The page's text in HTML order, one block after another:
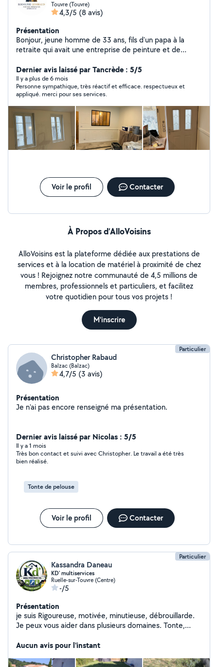
Touvre (Touvre)
4,3/5 (8 avis)
Présentation
Bonjour, jeune homme de 33 ans, fils d'un papa à la
retraite qui avait une entreprise de peinture et de
vous propose mes services d'Angouleme 16 a Riberac
24600. Pour tout vos travaux intérieur et extérieur de
peinture et rénovation. Devis gratuit
Dernier avis laissé par Tancrède : 5/5
Il y a plus de 6 mois
Personne sympathique, très réactif et efficace. respectueux et
appliqué. merci pour ses services.
Voir le profil Contacter
À Propos d’AlloVoisins
AlloVoisins est la plateforme dédiée aux prestations de
services et à la location de matériel à proximité de chez
vous ! Rejoignez notre communauté de 4,5 millions de
membres, professionnels et particuliers, et facilitez
votre quotidien pour tous vos projets !
M'inscrire
Particulier
Christopher Rabaud
Balzac (Balzac)
4,7/5 (3 avis)
Présentation
Je n'ai pas encore renseigné ma présentation.
Dernier avis laissé par Nicolas : 5/5
Il y a 1 mois
Très bon contact et suivi avec Christopher. Le travail a été très
bien réalisé.
Tonte de pelouse
Voir le profil Contacter
Particulier
Kassandra Daneau
KD' multiservices
Ruelle-sur-Touvre (Centre)
-/5
Présentation
je suis Rigoureuse, motivée, minutieuse, débrouillarde.
Je peux vous aider dans plusieurs domaines. Tonte,
courses, compagnie
Aucun avis pour l'instant